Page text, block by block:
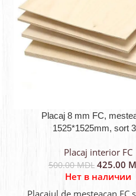
Placaj 8 mm FC,
1525*1525mm, sort
Placaj interior FC
500.00MDL 425.00
Нет в наличии
Placajul de mesteacan FC